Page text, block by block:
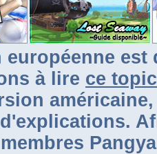
européenne
à lire ce topic